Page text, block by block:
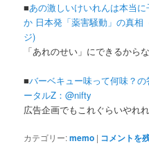
■あの激しいけいれんは本当
か 日本発「薬害騒動」の真
ジ)
「あれのせい」にできるから
■バーベキュー味って何味？
ータルZ：@nifty
広告企画でもこれぐらいやれ
カテゴリー:memo | コメントを